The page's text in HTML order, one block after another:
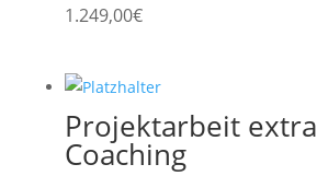
1.249,00€
Projektarbeit extra
Coaching